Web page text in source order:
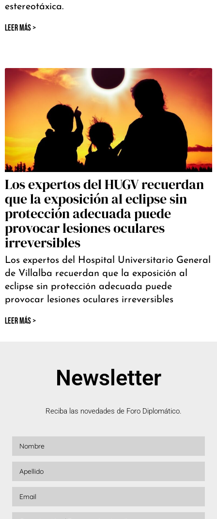
estereotáxica.
LEER MÁS >
Los expertos del HUGV recuerdan
que la exposición al eclipse sin
protección adecuada puede
provocar lesiones oculares
irreversibles
Los expertos del Hospital Universitario General
de Villalba recuerdan que la exposición al
eclipse sin protección adecuada puede
provocar lesiones oculares irreversibles
LEER MÁS >
Newsletter
Reciba las novedades de Foro Diplomático.